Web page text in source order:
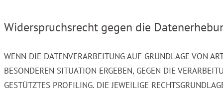
Widerspruchsrecht gegen die
WENN DIE DATENVERARBEITUNG AUF GRUNDLAGE VON
BESONDEREN SITUATION ERGEBEN, GEGEN DIE
GESTÜTZTES PROFILING. DIE JEWEILIGE